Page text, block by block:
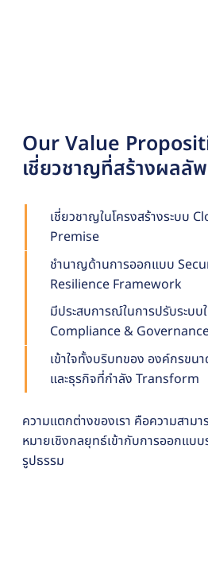
Our Value
เชี่ยวชาญที่สร้างผลลั
เชี่ยวชาญในโครงสร้างระบบ
Premise
ชำนาญด้านการออกแบบ
Resilience Framework
มีประสบการณ์ในการปรับระบ
Compliance &
เข้าใจทั้งบริบทของ องค์กรขน
และธุรกิจที่กำลัง Transform
ความแตกต่างของเรา คือความสามา
หมายเชิงกลยุทธ์เข้ากับการออกแบบ
รูปธรรม